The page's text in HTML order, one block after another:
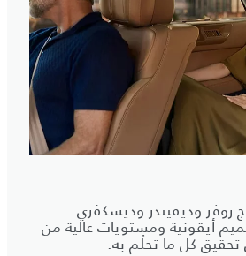
روڤر وديفيندر وديسكڤري
أيقونية ومستويات عالية من
تحقيق كل ما تحلُم به.